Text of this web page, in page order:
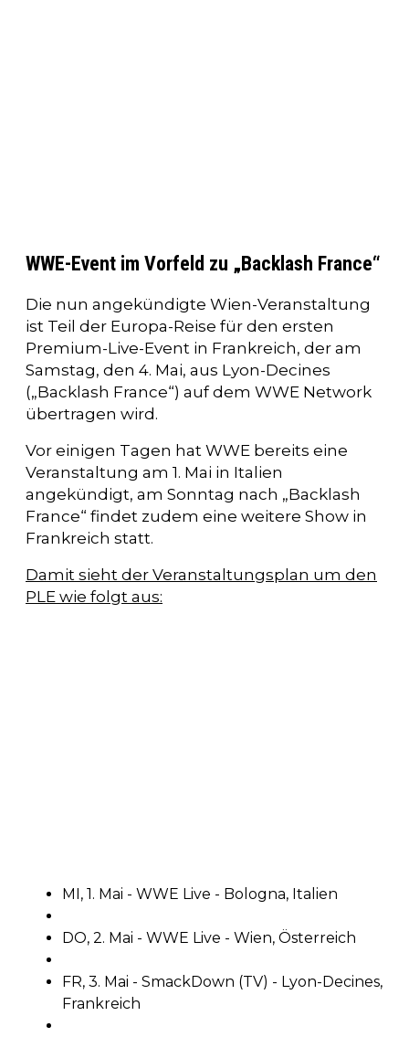
WWE-Event im Vorfeld zu „Backlash France“
Die nun angekündigte Wien-Veranstaltung
ist Teil der Europa-Reise für den ersten
Premium-Live-Event in Frankreich, der am
Samstag, den 4. Mai, aus Lyon-Decines
(„Backlash France“) auf dem WWE Network
übertragen wird.
Vor einigen Tagen hat WWE bereits eine
Veranstaltung am 1. Mai in Italien
angekündigt, am Sonntag nach „Backlash
France“ findet zudem eine weitere Show in
Frankreich statt.
Damit sieht der Veranstaltungsplan um den
PLE wie folgt aus:
MI, 1. Mai - WWE Live - Bologna, Italien
DO, 2. Mai - WWE Live - Wien, Österreich
FR, 3. Mai - SmackDown (TV) - Lyon-Decines,
Frankreich